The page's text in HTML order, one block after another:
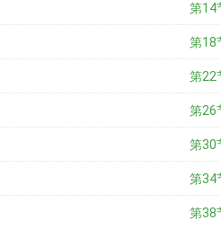
第14
第18
第22
第26
第30
第34
第38